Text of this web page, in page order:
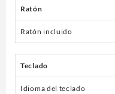
Ratón
Ratón incluido
Teclado
Idioma del teclado